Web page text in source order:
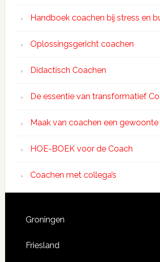
Handboek coachen bij stress en
Oplossingsgericht coachen
Didactisch Coachen
De essentie van transformatief
Maak van coachen een gewoonte
HOE-BOEK voor de Coach
Coachen met collega’s
Groningen
Friesland